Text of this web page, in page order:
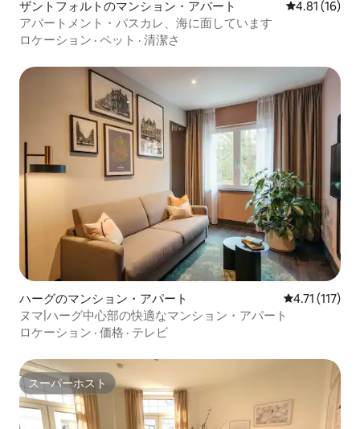
ザントフォルトのマンション・アパート レビュー16
4.81 (16)
アパートメント・パスカレ、海に面しています
ロケーション · ペット · 清潔さ
ハーグのマンション・アパート レビュー117
4.71 (117)
ヌマ|ハーグ中心部の快適なマンション・アパート
ロケーション · 価格 · テレビ
スーパーホスト
スーパーホスト